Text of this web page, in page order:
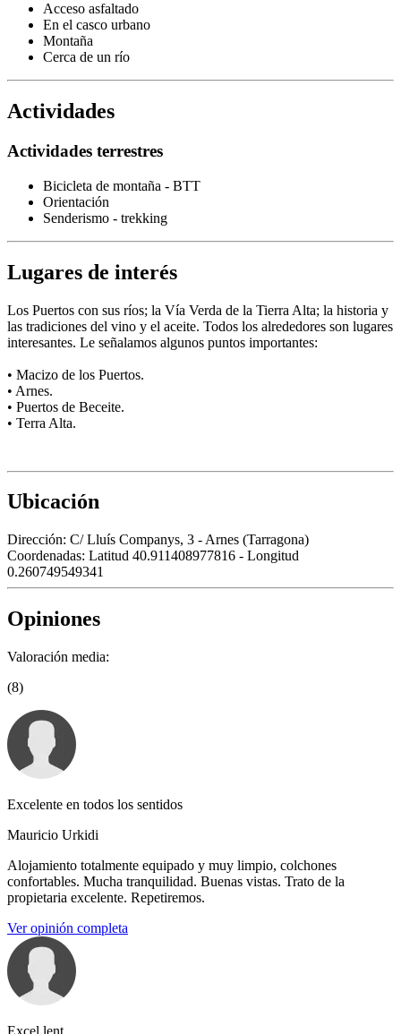
Acceso asfaltado
En el casco urbano
Montaña
Cerca de un río
Actividades
Actividades terrestres
Bicicleta de montaña - BTT
Orientación
Senderismo - trekking
Lugares de interés
Los Puertos con sus ríos; la Vía Verda de la Tierra Alta; la historia y
las tradiciones del vino y el aceite. Todos los alrededores son lugares
interesantes. Le señalamos algunos puntos importantes:
• Macizo de los Puertos.
• Arnes.
• Puertos de Beceite.
• Terra Alta.
Ubicación
Dirección: C/ Lluís Companys, 3 - Arnes (Tarragona)
Coordenadas: Latitud 40.911408977816 - Longitud
0.260749549341
Opiniones
Valoración media:
(8)
Excelente en todos los sentidos
Mauricio Urkidi
Alojamiento totalmente equipado y muy limpio, colchones
confortables. Mucha tranquilidad. Buenas vistas. Trato de la
propietaria excelente. Repetiremos.
Ver opinión completa